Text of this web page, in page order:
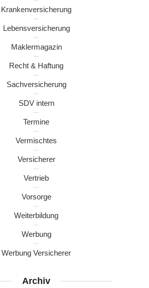
Krankenversicherung
Lebensversicherung
Maklermagazin
Recht & Haftung
Sachversicherung
SDV intern
Termine
Vermischtes
Versicherer
Vertrieb
Vorsorge
Weiterbildung
Werbung
Werbung Versicherer
Archiv